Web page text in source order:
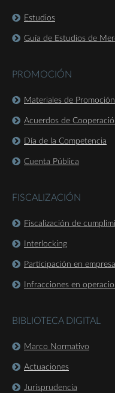
Estudios
Guía de Estudios de
PROMOCIÓN
Materiales de Promoción
Acuerdos de
Día de la Competencia
Cuenta Pública
FISCALIZACIÓN
Fiscalización de
Interlocking
Participación en
Infracciones en
BIBLIOTECA DIGITAL
Marco Normativo
Actuaciones
Jurisprudencia